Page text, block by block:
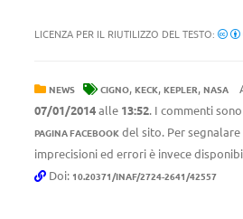
LICENZA PER IL RIUTILIZZO DEL TESTO:
NEWS CIGNO, KECK, KEPLER, NASA
07/01/2014alle 13:52. I commenti
PAGINA FACEBOOK del sito. Per
imprecisioni ed errori è invece
Doi: 10.20371/INAF/2724-2641/42557